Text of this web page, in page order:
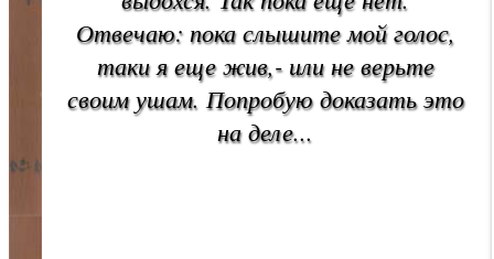
Отвечаю: пока слышите мой голос,
таки я еще жив,- или не верьте
своим ушам. Попробую доказать это
на деле...